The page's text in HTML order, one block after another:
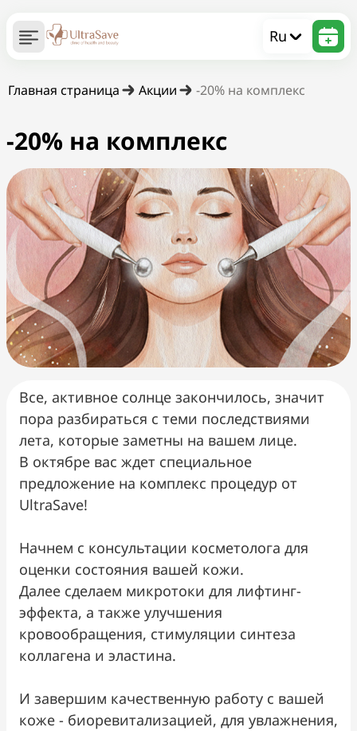
Ru
Главная страница Акции -20% на комплекс
-20% на комплекс
Все, активное солнце закончилось, значит
пора разбираться с теми последствиями
лета, которые заметны на вашем лице.
В октябре вас ждет специальное
предложение на комплекс процедур от
UltraSave!
Начнем с консультации косметолога для
оценки состояния вашей кожи.
Далее сделаем микротоки для лифтинг-
эффекта, а также улучшения
кровообращения, стимуляции синтеза
коллагена и эластина.
И завершим качественную работу с вашей
коже - биоревитализацией, для увлажнения,